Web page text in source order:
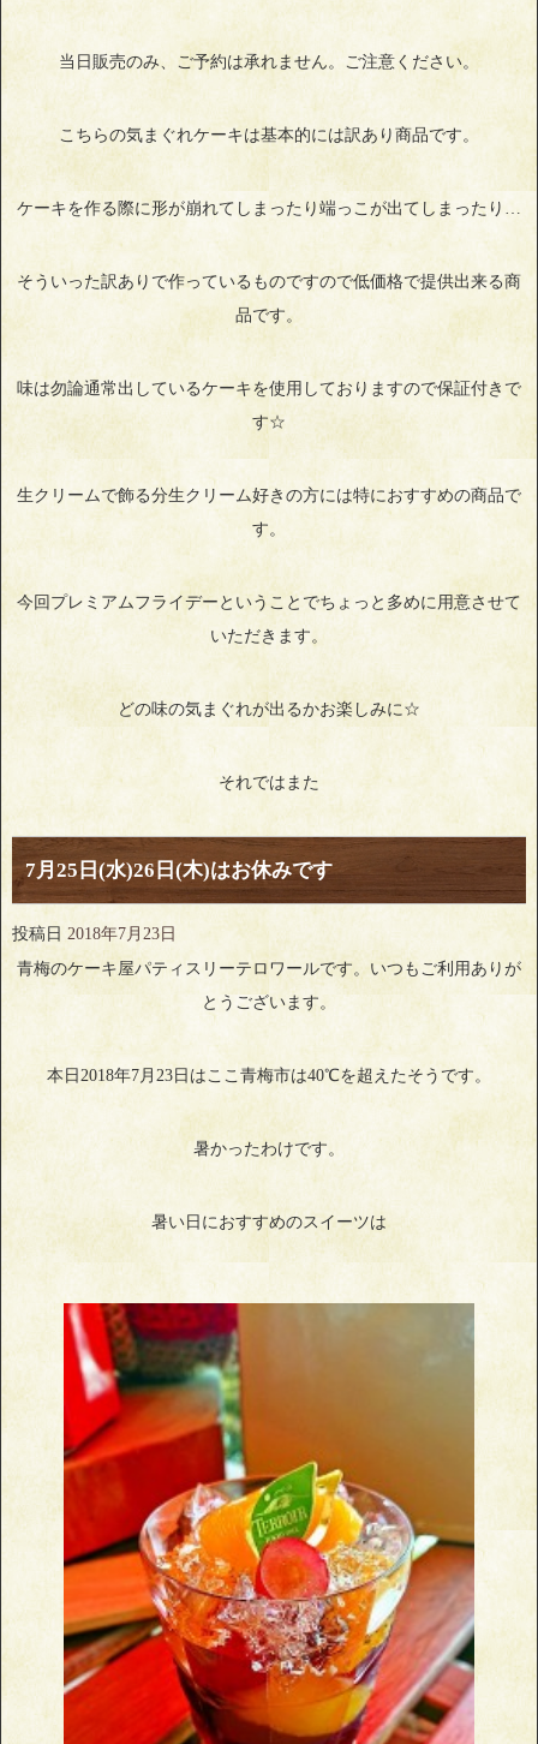
当日販売のみ、ご予約は承れません。ご注意ください。
こちらの気まぐれケーキは基本的には訳あり商品です。
ケーキを作る際に形が崩れてしまったり端っこが出てしまったり…
そういった訳ありで作っているものですので低価格で提供出来る商
品です。
味は勿論通常出しているケーキを使用しておりますので保証付きで
す☆
生クリームで飾る分生クリーム好きの方には特におすすめの商品で
す。
今回プレミアムフライデーということでちょっと多めに用意させて
いただきます。
どの味の気まぐれが出るかお楽しみに☆
それではまた
7月25日(水)26日(木)はお休みです
投稿日 2018年7月23日
青梅のケーキ屋パティスリーテロワールです。いつもご利用ありが
とうございます。
本日2018年7月23日はここ青梅市は40℃を超えたそうです。
暑かったわけです。
暑い日におすすめのスイーツは